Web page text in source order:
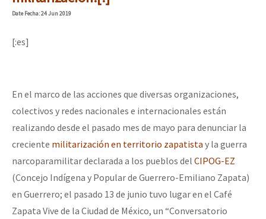
Mundo
Megaproyectos
Migración
Presos
Mujeres
Niñxs
ETIQUETAS
Dia 2 do Encontro “Guerra contra a Humanidad”
Dia 1: Encontro “Guerra contra a Humanidade”
[CDMX – 20 julio] Jornadas globales por la libertad de Jesús
“Sonhando a Terra do Bem Virá” se publica no Estado Espanhol
DateFecha: 24 Jun 2019
[:es]
En el marco de las acciones que diversas organizaciones,
colectivos y redes nacionales e internacionales están
realizando desde el pasado mes de mayo para denunciar la
creciente militarización en territorio zapatista y la guerra
narcoparamilitar declarada a los pueblos del CIPOG-EZ
(Concejo Indígena y Popular de Guerrero-Emiliano Zapata)
en Guerrero; el pasado 13 de junio tuvo lugar en el Café
Zapata Vive de la Ciudad de México, un “Conversatorio